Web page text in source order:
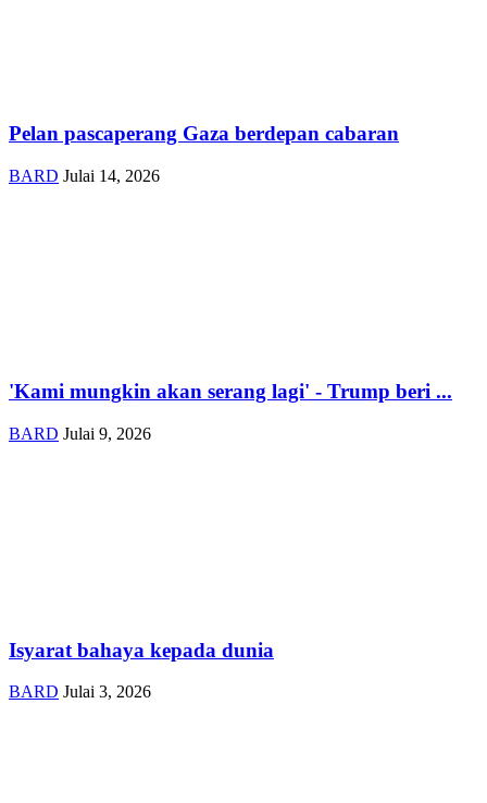
Pelan pascaperang Gaza berdepan cabaran
BARD Julai 14, 2026
'Kami mungkin akan serang lagi' - Trump beri ...
BARD Julai 9, 2026
Isyarat bahaya kepada dunia
BARD Julai 3, 2026